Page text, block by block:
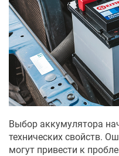
Выбор аккумулятора
технических свойств.
могут привести к